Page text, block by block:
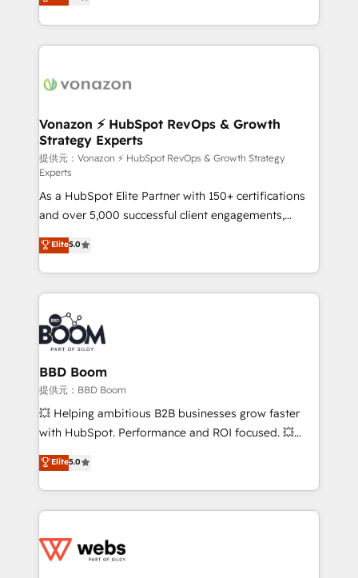
l'intégration CRM et le développement des revenus
auprès de vos comptes existants. En France et à
l'international, nous travaillons avec des ETI
delà d’une simple transformation digitale et des
➤ L’intégration de CRM et de méthodologie RevOps
pour aligner les équipes marketing, commerciales et
support client (data migration, synchronisation API,
audit et maintenance) ➤ La création de sites internet
de conversion qui transforment les visiteurs en
opportunités d'affaires ➤ La mise en place de
stratégies d'acquisition marketing (SEO, SEA,
inbound, automatisation marketing, ABM, IA,
emailing) Informations clés : - 10 ans d'expérience -
100+ intégrations CRM HubSpot réussies - 40
experts conseil - 150 certifications HubSpot
cumulées
Vonazon ⚡ HubSpot RevOps & Growth
Strategy Experts
提供元：Vonazon ⚡ HubSpot RevOps & Growth Strategy
Experts
As a HubSpot Elite Partner with 150+ certifications
and over 5,000 successful client engagements,
Vonazon turns marketing complexity into
measurable, scalable growth. From onboarding to
enterprise-grade campaigns, our in-house team
builds scalable strategies that drive long-term
revenue. ⚙️ HubSpot Integration & Optimization •
Seamless CRM, CMS, and automation setup •
Complex platform migrations and data cleanups •
Custom APIs and third-party integrations 📈 End-to-
End Revenue Acceleration • Lifecycle marketing and
pipeline growth programs • Sales enablement tools
and CRM optimization • Retention strategies with
Execution • 750+ onboardings and 2,000+
implementations • Deep expertise across marketing,
Elite5.0
BBD Boom
提供元：BBD Boom
💥 Helping ambitious B2B businesses grow faster
with HubSpot. Performance and ROI focused. 💥
BBD Boom is the HubSpot partner that can help you
to HubSpot Better. We work with your teams to
solve all your HubSpot challenges and improve user
adoption, sales process and marketing results.
the first time 🔧 Designing and optimising your
Elite5.0